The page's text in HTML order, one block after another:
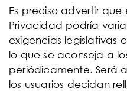
Es preciso advertir
Privacidad podría
exigencias legislativas
lo que se aconseja a
periódicamente. Será
los usuarios decidan